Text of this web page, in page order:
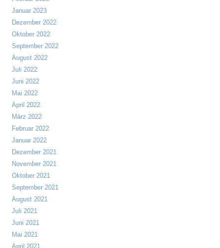
Januar 2023
Dezember 2022
Oktober 2022
September 2022
August 2022
Juli 2022
Juni 2022
Mai 2022
April 2022
März 2022
Februar 2022
Januar 2022
Dezember 2021
November 2021
Oktober 2021
September 2021
August 2021
Juli 2021
Juni 2021
Mai 2021
April 2021